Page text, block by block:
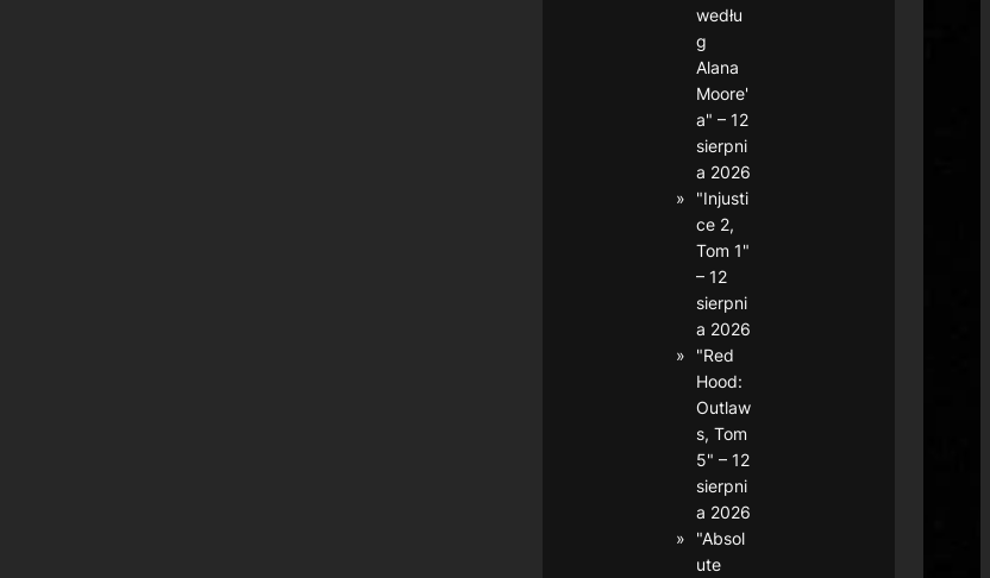
wedłu
g
Alana
Moore'
a" – 12
sierpni
a 2026
"Injusti
ce 2,
Tom 1"
– 12
sierpni
a 2026
"Red
Hood:
Outlaw
s, Tom
5" – 12
sierpni
a 2026
"Absol
ute